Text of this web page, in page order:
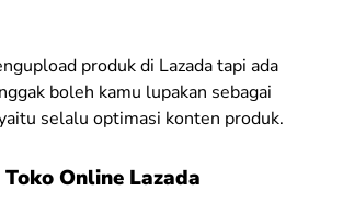
produk di Lazada tapi ada
boleh kamu lupakan sebagai
selalu optimasi konten produk.
Online Lazada